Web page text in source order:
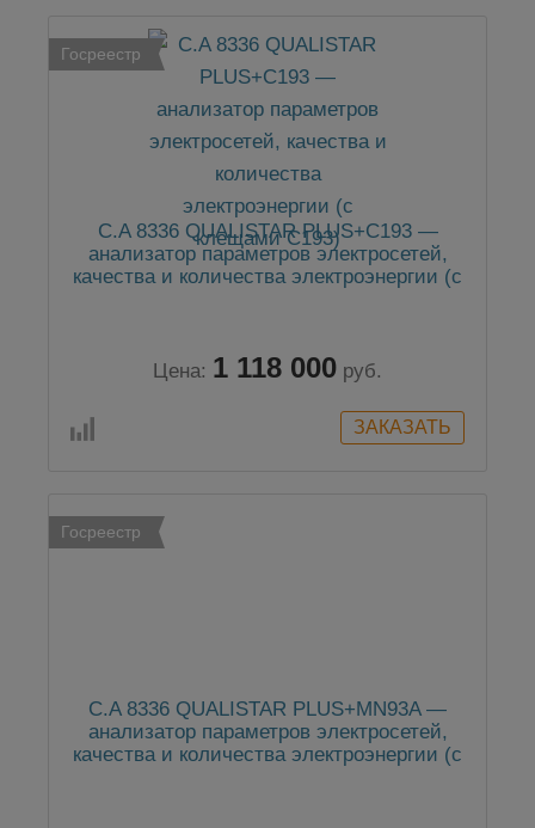
Госреестр
C.A 8336 QUALISTAR PLUS+C193 —
анализатор параметров электросетей,
качества и количества электроэнергии (с
Цена: 1 118 000 руб.
Госреестр
C.A 8336 QUALISTAR PLUS+MN93A —
анализатор параметров электросетей,
качества и количества электроэнергии (с